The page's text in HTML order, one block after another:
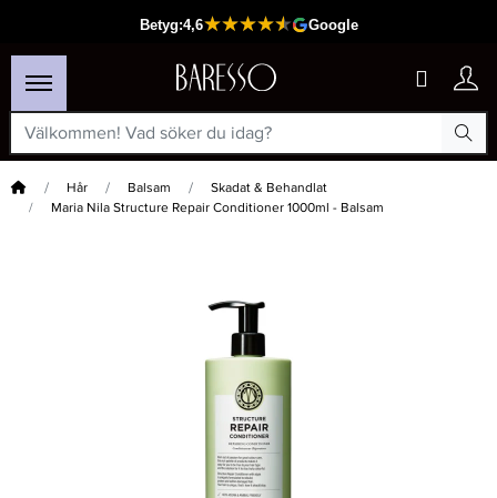
Hem Hår Balsam
Skadat & Behandlat
Maria Nila Structure Repair Conditioner 1000ml - Balsam